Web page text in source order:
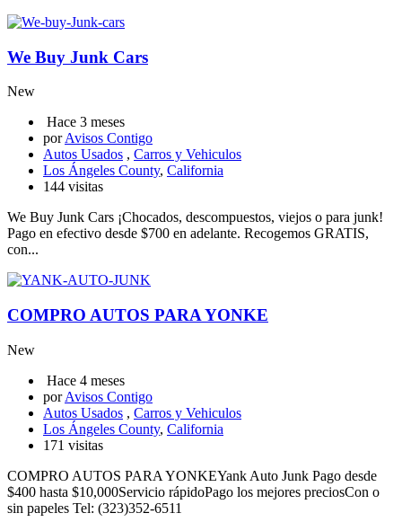
We Buy Junk Cars
New
Hace 3 meses
porAvisos Contigo
Autos Usados , Carros y Vehiculos
Los Ángeles County, California
144 visitas
We Buy Junk Cars ¡Chocados, descompuestos, viejos o para junk!
Pago en efectivo desde $700 en adelante. Recogemos GRATIS,
con...
COMPRO AUTOS PARA YONKE
New
Hace 4 meses
porAvisos Contigo
Autos Usados , Carros y Vehiculos
Los Ángeles County, California
171 visitas
COMPRO AUTOS PARA YONKEYank Auto Junk Pago desde
$400 hasta $10,000Servicio rápidoPago los mejores preciosCon o
sin papeles Tel: (323)352-6511